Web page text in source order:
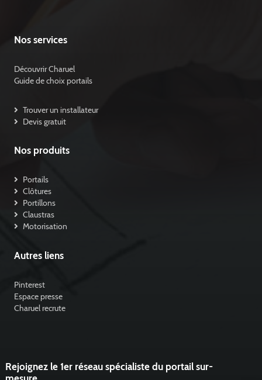
Nos services
Découvrir Charuel
Guide de choix portails
Trouver un installateur
Devis gratuit
Nos produits
Portails
Clôtures
Portillons
Claustras
Motorisation
Autres liens
Pinterest
Espace presse
Charuel recrute
Rejoignez le 1er réseau spécialiste du portail sur-